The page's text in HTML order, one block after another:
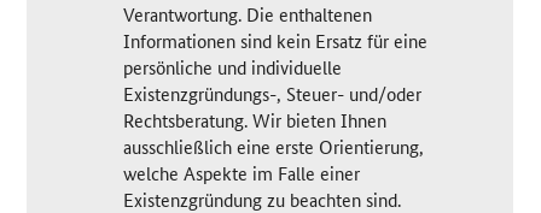
Verantwortung. Die enthaltenen
Informationen sind kein Ersatz für eine
persönliche und individuelle
Existenzgründungs-, Steuer- und/oder
Rechtsberatung. Wir bieten Ihnen
ausschließlich eine erste Orientierung,
welche Aspekte im Falle einer
Existenzgründung zu beachten sind.